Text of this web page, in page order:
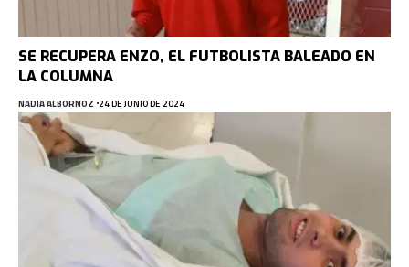
SE RECUPERA ENZO, EL FUTBOLISTA BALEADO EN
LA COLUMNA
NADIA ALBORNOZ 24 DE JUNIO DE 2024